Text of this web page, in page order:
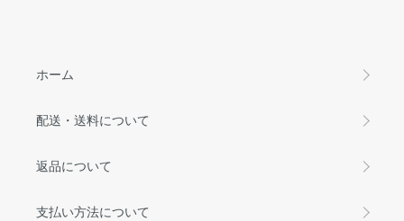
ホーム
配送・送料について
返品について
支払い方法について